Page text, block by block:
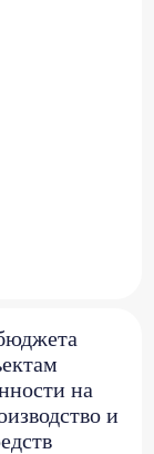
на
и